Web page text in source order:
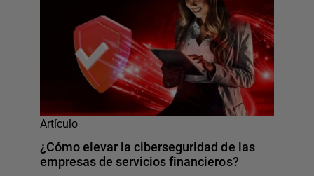
Artículo
¿Cómo elevar la ciberseguridad de las
empresas de servicios financieros?